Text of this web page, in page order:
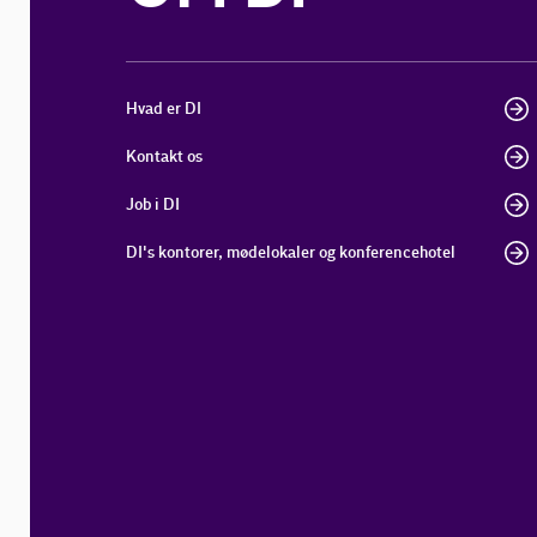
Hvad er DI
Kontakt os
Job i DI
DI's kontorer, mødelokaler og konferencehotel